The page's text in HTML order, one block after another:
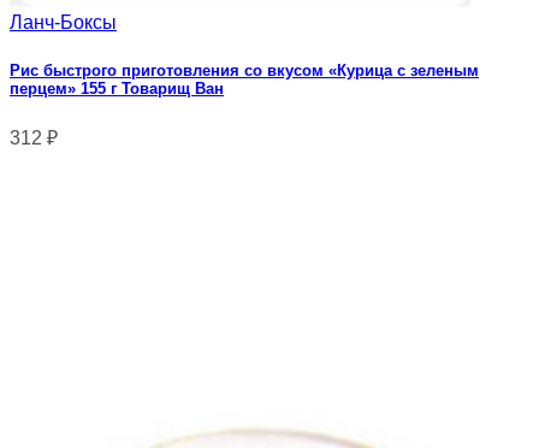
Ланч-Боксы
Рис быстрого приготовления со вкусом «Курица с зеленым
перцем» 155 г Товарищ Ван
312 ₽